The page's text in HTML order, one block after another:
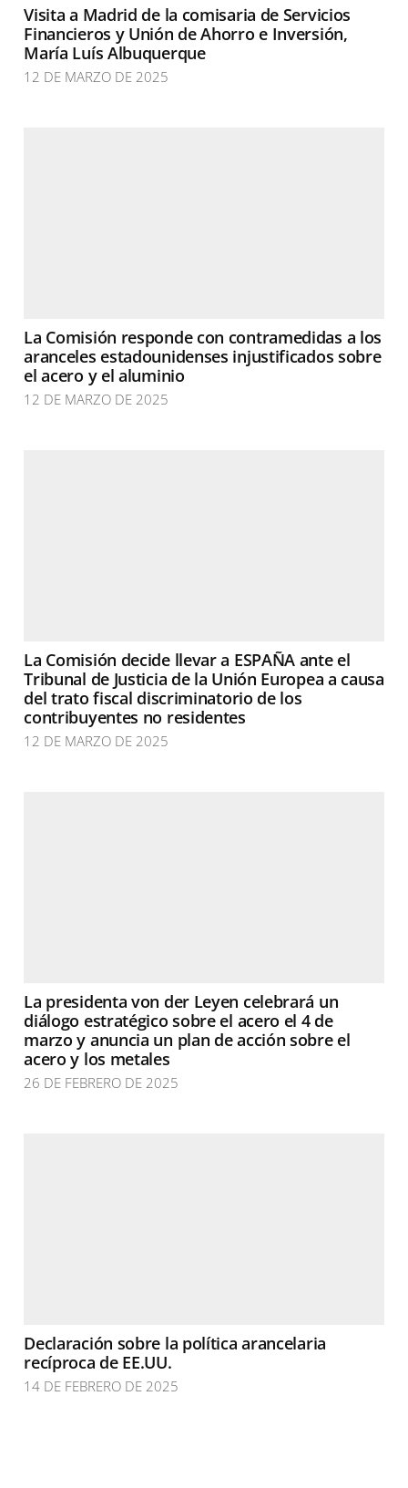
Visita a Madrid de la comisaria de Servicios
Financieros y Unión de Ahorro e Inversión,
María Luís Albuquerque
12 DE MARZO DE 2025
La Comisión responde con contramedidas a los
aranceles estadounidenses injustificados sobre
el acero y el aluminio
12 DE MARZO DE 2025
La Comisión decide llevar a ESPAÑA ante el
Tribunal de Justicia de la Unión Europea a causa
del trato fiscal discriminatorio de los
contribuyentes no residentes
12 DE MARZO DE 2025
La presidenta von der Leyen celebrará un
diálogo estratégico sobre el acero el 4 de
marzo y anuncia un plan de acción sobre el
acero y los metales
26 DE FEBRERO DE 2025
Declaración sobre la política arancelaria
recíproca de EE.UU.
14 DE FEBRERO DE 2025